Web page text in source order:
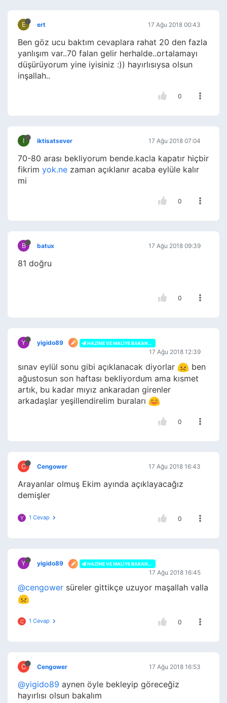
E ert 17 Ağu 2018 00:43
Ben göz ucu baktım cevaplara rahat 20 den fazla
yanlışım var..70 falan gelir herhalde..ortalamayı
düşürüyorum yine iyisiniz :)) hayırlısıysa olsun
inşallah..
0
I iktisatsever 17 Ağu 2018 07:04
70-80 arası bekliyorum bende.kacla kapatır hiçbir
fikrim yok.ne zaman açıklanır acaba eylüle kalır
mi
0
B batux 17 Ağu 2018 09:39
81 doğru
0
Y yigido89 HAZINE VE MALIYE BAKANLIĞI
17 Ağu 2018 12:39
sınav eylül sonu gibi açıklanacak diyorlar
ben
ağustosun son haftası bekliyordum ama kısmet
artık, bu kadar mıyız ankaradan girenler
arkadaşlar yeşillendirelim buraları
0
C Cengower 17 Ağu 2018 16:43
Arayanlar olmuş Ekim ayında açıklayacağız
demişler
Y 1 Cevap 0
Y yigido89 HAZINE VE MALIYE BAKANLIĞI
17 Ağu 2018 16:45
@cengower süreler gittikçe uzuyor maşallah valla
C 1 Cevap 0
C Cengower 17 Ağu 2018 16:53
@yigido89 aynen öyle bekleyip göreceğiz
hayırlısı olsun bakalım